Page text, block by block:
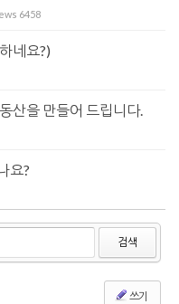
6458
네요?)
산을 만들어 드립니다.
요?
검색
쓰기